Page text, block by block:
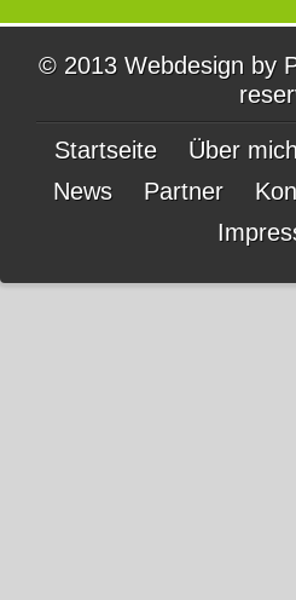
© 2013 Webdesign by
Startseite Über
News
Partner